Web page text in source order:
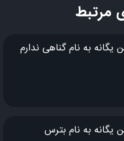
مرتبط
به نام گناهی ندارم
یگانه به نام بترس